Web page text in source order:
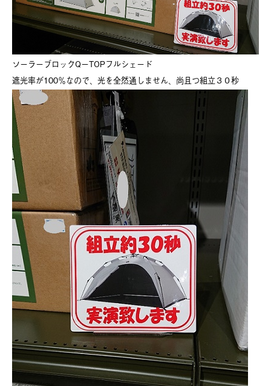
ソーラーブロックQーTOPフルシェード
遮光率が100％なので、光を全然通しません、尚且つ組立３０秒